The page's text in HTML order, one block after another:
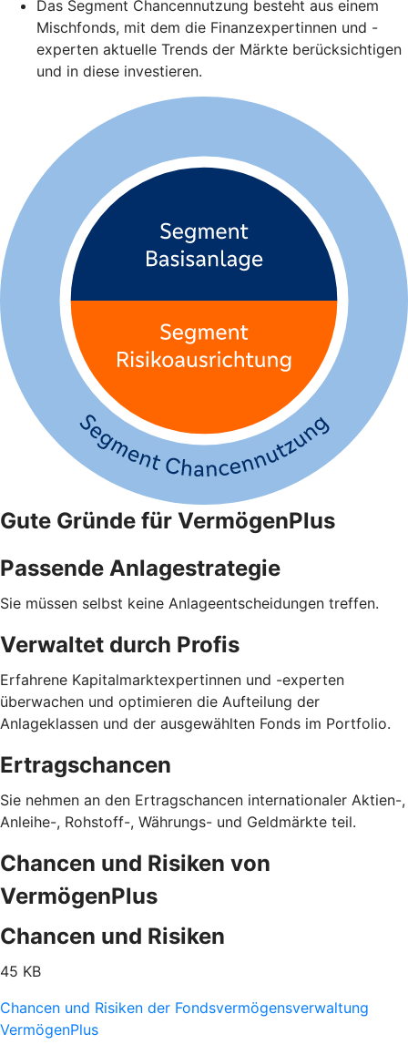
Das Segment Chancennutzung besteht aus einem
Mischfonds, mit dem die Finanzexpertinnen und -
experten aktuelle Trends der Märkte berücksichtigen
und in diese investieren.
Gute Gründe für VermögenPlus
Passende Anlagestrategie
Sie müssen selbst keine Anlageentscheidungen treffen.
Verwaltet durch Profis
Erfahrene Kapitalmarktexpertinnen und -experten
überwachen und optimieren die Aufteilung der
Anlageklassen und der ausgewählten Fonds im Portfolio.
Ertragschancen
Sie nehmen an den Ertragschancen internationaler Aktien-,
Anleihe-, Rohstoff-, Währungs- und Geldmärkte teil.
Chancen und Risiken von
VermögenPlus
Chancen und Risiken
45 KB
Chancen und Risiken der Fondsvermögensverwaltung
VermögenPlus